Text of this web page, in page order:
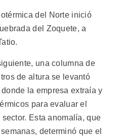
del Norte inició
del Zoquete, a
una columna de
de altura se levantó
la empresa extraía y
para evaluar el
Esta anomalía, que
determinó que el